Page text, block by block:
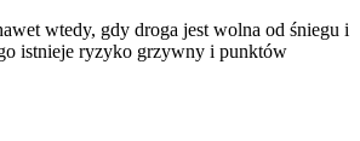
wtedy, gdy droga jest wolna od śniegu i
istnieje ryzyko grzywny i punktów